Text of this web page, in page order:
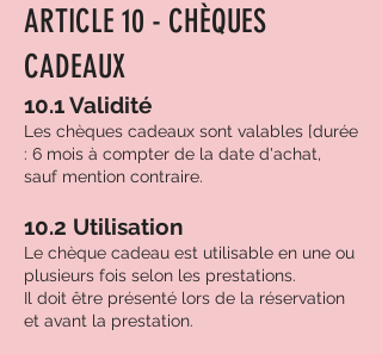
ARTICLE 10 - CHÈQUES
CADEAUX
10.1 Validité
Les chèques cadeaux sont valables [durée
: 6 mois à compter de la date d'achat,
sauf mention contraire.
10.2 Utilisation
Le chèque cadeau est utilisable en une ou
plusieurs fois selon les prestations.
Il doit être présenté lors de la réservation
et avant la prestation.